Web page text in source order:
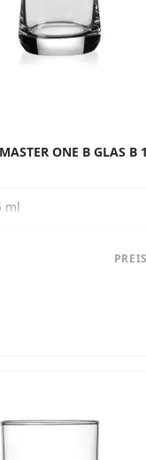
ONE B GLAS B
ml